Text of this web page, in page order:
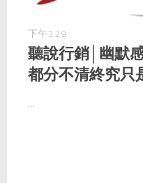
下午3:29
聽說行銷│幽默
都分不清終究只
...